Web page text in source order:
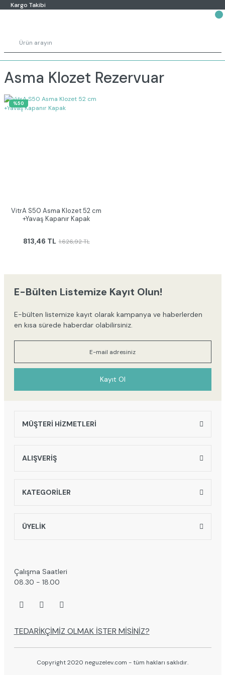
Kargo Takibi
Asma Klozet Rezervuar
%50
VitrA S50 Asma Klozet 52 cm
+Yavaş Kapanır Kapak
813,46 TL 1.626,92 TL
E-Bülten Listemize Kayıt Olun!
E-bülten listemize kayıt olarak kampanya ve haberlerden
en kısa sürede haberdar olabilirsiniz.
Kayıt Ol
MÜŞTERİ HİZMETLERİ
ALIŞVERİŞ
KATEGORİLER
ÜYELİK
Çalışma Saatleri
08.30 - 18.00
TEDARİKÇİMİZ OLMAK İSTER MİSİNİZ?
Copyright 2020 neguzelev.com - tüm hakları saklıdır.